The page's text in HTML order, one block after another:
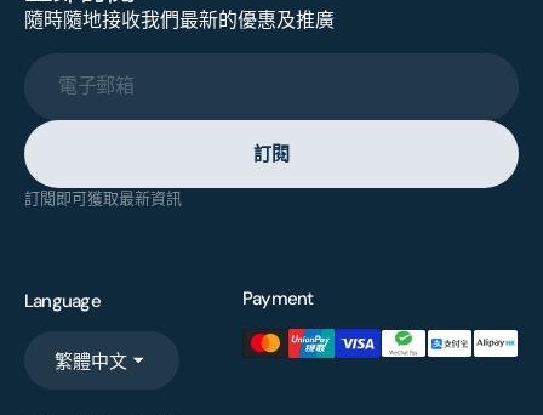
隨時隨地接收我們最新的優惠及推廣
電子郵箱
訂閱
訂閱即可獲取最新資訊
Language
繁體中文
Payment